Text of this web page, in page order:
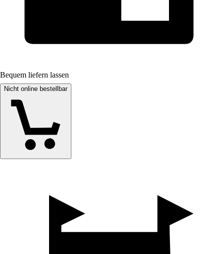
Bequem liefern lassen
Nicht online bestellbar